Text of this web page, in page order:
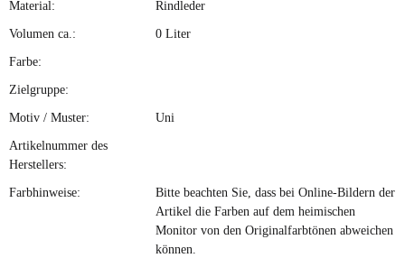
Material: Rindleder
Volumen ca.: 0 Liter
Farbe:
Zielgruppe:
Motiv / Muster: Uni
Artikelnummer des
Herstellers:
Farbhinweise:
Bitte beachten Sie, dass bei Online-Bildern der
Artikel die Farben auf dem heimischen
Monitor von den Originalfarbtönen abweichen
können.